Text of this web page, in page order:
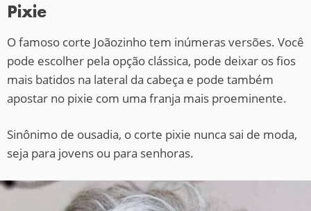
Pixie
O famoso corte Joãozinho tem inúmeras versões. Você
pode escolher pela opção clássica, pode deixar os fios
mais batidos na lateral da cabeça e pode também
apostar no pixie com uma franja mais proeminente.
Sinônimo de ousadia, o corte pixie nunca sai de moda,
seja para jovens ou para senhoras.